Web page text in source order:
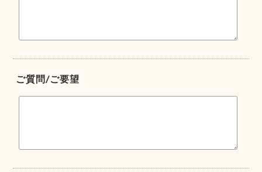
ご質問/ご要望